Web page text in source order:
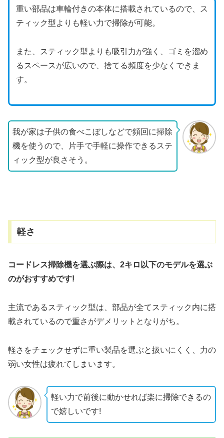
重い部品は車輪付きの本体に搭載されているので、ス
ティック型よりも軽い力で掃除が可能。
また、スティック型よりも吸引力が強く、ゴミを溜め
るスペースが広いので、捨てる頻度を少なくできま
す。
我が家は子供の食べこぼしなどで頻回に掃除
機を使うので、片手で手軽に操作できるステ
ィック型が良さそう。
軽さ
コードレス掃除機を選ぶ際は、2キロ以下のモデルを選ぶ
のがおすすめです!
主流であるスティック型は、部品が全てスティック内に搭
載されているので重さがデメリットとなりがち。
軽さをチェックせずに重い製品を選ぶと扱いにくく、力の
弱い女性は疲れてしまいます。
軽い力で前後に動かせれば楽に掃除できるの
で嬉しいです!